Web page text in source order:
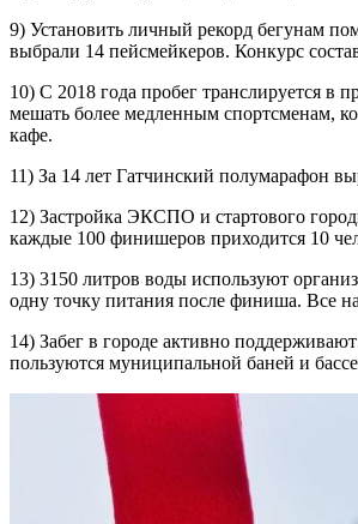
9) Установить личный рекорд бегунам
выбрали 14 пейсмейкеров. Конкурс
10) С 2018 года пробег транслируется в
мешать более медленным спортсменам,
кафе.
11) За 14 лет Гатчинский полумарафон
12) Застройка ЭКСПО и стартового
каждые 100 финишеров приходится 10
13) 3150 литров воды используют
одну точку питания после финиша. Все
14) Забег в городе активно
пользуются муниципальной баней и